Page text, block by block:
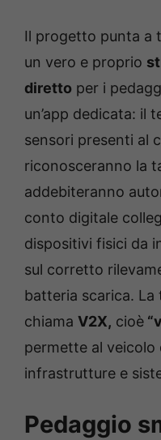
Il progetto punta a
un vero e proprio
diretto per i
un’app dedicata: il
sensori presenti al
riconosceranno la
addebiteranno
conto digitale
dispositivi fisici da
sul corretto
batteria scarica. La
chiama V2X, cioè
permette al veicolo
infrastrutture e
Pedaggio